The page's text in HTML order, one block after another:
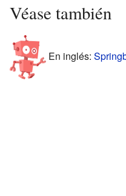
Véase también
En inglés: